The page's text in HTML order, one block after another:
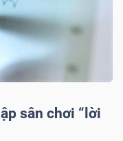
sân chơi “lời